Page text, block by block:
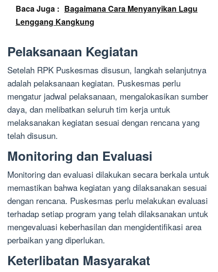
Baca Juga : Bagaimana Cara Menyanyikan Lagu
Lenggang Kangkung
Pelaksanaan Kegiatan
Setelah RPK Puskesmas disusun, langkah selanjutnya
adalah pelaksanaan kegiatan. Puskesmas perlu
mengatur jadwal pelaksanaan, mengalokasikan sumber
daya, dan melibatkan seluruh tim kerja untuk
melaksanakan kegiatan sesuai dengan rencana yang
telah disusun.
Monitoring dan Evaluasi
Monitoring dan evaluasi dilakukan secara berkala untuk
memastikan bahwa kegiatan yang dilaksanakan sesuai
dengan rencana. Puskesmas perlu melakukan evaluasi
terhadap setiap program yang telah dilaksanakan untuk
mengevaluasi keberhasilan dan mengidentifikasi area
perbaikan yang diperlukan.
Keterlibatan Masyarakat